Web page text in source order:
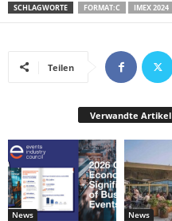
SCHLAGWORTE FORMAT:C IMEX 2024
Teilen
Verwandte Artikel
News News